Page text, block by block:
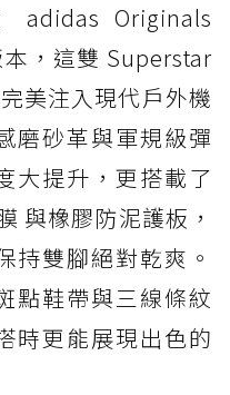
14 GTX：搭
技，全方位防水神鞋
6 GORE-TEX：潮
水與街頭顏值一次攻
Evo GTX：越野
水與增高神器一次滿
Motion Access：
工裝健走鞋雨天必備
Motion Access：
工裝健走鞋雨天必備
Originals
，這雙 Superstar
美注入現代戶外機
磨砂革與軍規級彈
大提升，更搭載了
與橡膠防泥護板，
持雙腳絕對乾爽。
點鞋帶與三線條紋
時更能展現出色的